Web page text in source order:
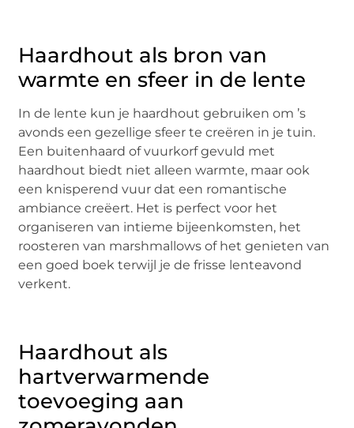
Haardhout als bron van
warmte en sfeer in de lente
In de lente kun je haardhout gebruiken om ’s
avonds een gezellige sfeer te creëren in je tuin.
Een buitenhaard of vuurkorf gevuld met
haardhout biedt niet alleen warmte, maar ook
een knisperend vuur dat een romantische
ambiance creëert. Het is perfect voor het
organiseren van intieme bijeenkomsten, het
roosteren van marshmallows of het genieten van
een goed boek terwijl je de frisse lenteavond
verkent.
Haardhout als
hartverwarmende
toevoeging aan